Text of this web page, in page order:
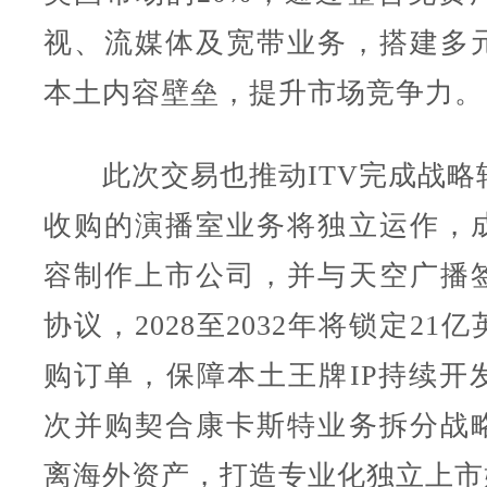
视、流媒体及宽带业务，搭建多
本土内容壁垒，提升市场竞争力。
此次交易也推动ITV完成战略
收购的演播室业务将独立运作，
容制作上市公司，并与天空广播
协议，2028至2032年将锁定21亿
购订单，保障本土王牌IP持续开
次并购契合康卡斯特业务拆分战
离海外资产，打造专业化独立上